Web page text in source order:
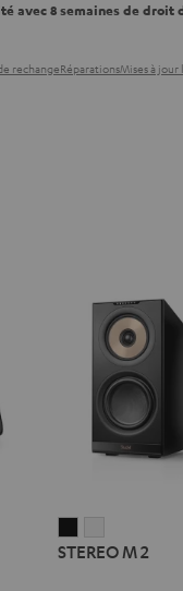
avec 8 semaines de droit
rechangeRéparationsMises à
M
M
STEREO M 2